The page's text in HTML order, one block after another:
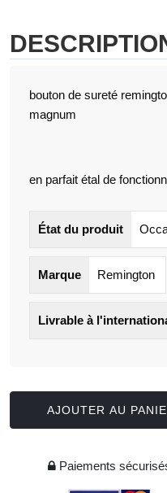
bouton de sureté
magnum
en parfait étal de
État du produit
Marque Remington
Livrable à
AJOUTER AU
Paiements